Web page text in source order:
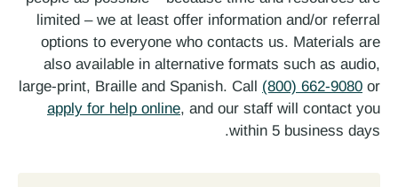
limited – we at least offer information and/or referral
options to everyone who contacts us. Materials are
also available in alternative formats such as audio,
large-print, Braille and Spanish. Call (800) 662-9080 or
apply for help online, and our staff will contact you
within 5 business days.